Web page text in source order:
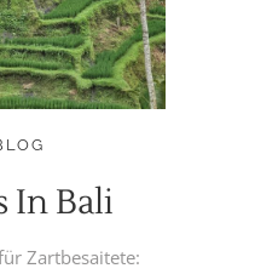
In Bali
Zartbesaitete: